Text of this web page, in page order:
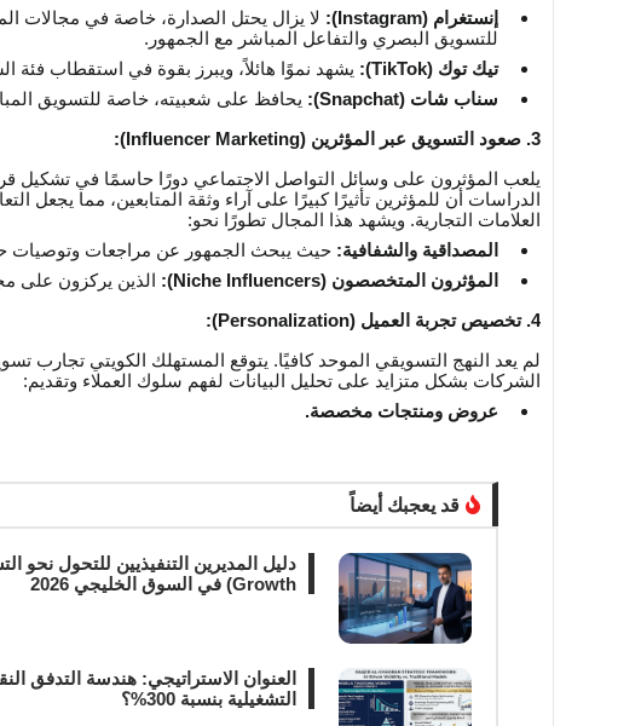
إنستغرام (Instagram):
لا يزال يحتل الصدارة، خاصة في مجالات
للتسويق البصري والتفاعل المباشر مع الجمهور.
تيك توك (TikTok):
يشهد نموًا هائلاً، ويبرز بقوة في استقطاب فئة
سناب شات (Snapchat):
يحافظ على شعبيته، خاصة للتسويق
3. صعود التسويق عبر المؤثرين (Influencer Marketing):
يلعب المؤثرون على وسائل التواصل الاجتماعي دورًا حاسمًا في تشكيل
الدراسات أن للمؤثرين تأثيرًا كبيرًا على آراء وثقة المتابعين، مما يجعل
العلامات التجارية. ويشهد هذا المجال تطورًا نحو:
المصداقية والشفافية: حيث يبحث الجمهور عن مراجعات وتوصيات
المؤثرون المتخصصون (Niche Influencers):
الذين يركزون على
4. تخصيص تجربة العميل (Personalization):
لم يعد النهج التسويقي الموحد كافيًا. يتوقع المستهلك الكويتي تجارب
الشركات بشكل متزايد على تحليل البيانات لفهم سلوك العملاء وتقديم:
عروض ومنتجات مخصصة.
قد يعجبك أيضاً
Growth) في السوق الخليجي 2026
العنوان الاستراتيجي: هندسة التدفق
التشغيلية بنسبة 300%؟